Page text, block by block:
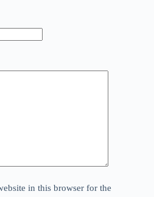
in this browser for the